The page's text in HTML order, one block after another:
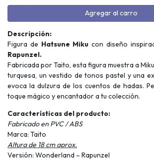
Agregar al carro
Descripción:
Figura de Hatsune Mikucon diseño
Rapunzel.
Fabricada por Taito, esta figura muestra a
turquesa, un vestido de tonos pastel y una
evoca la dulzura de los cuentos de hadas.
toque mágico y encantador a tu colección.
Características del producto:
Fabricado en PVC / ABS
Marca: Taito
Altura de 18 cm aprox.
Versión: Wonderland – Rapunzel